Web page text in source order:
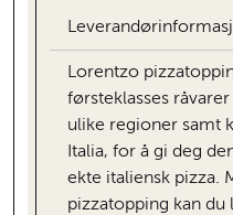
Lorentzo
førsteklasses
ulike regioner samt
Italia, for å gi deg
ekte italiensk pizza.
pizzatopping kan du